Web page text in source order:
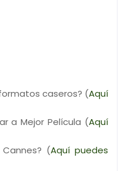
caseros? (Aquí
a Mejor Película (Aquí
(Aquí puedes